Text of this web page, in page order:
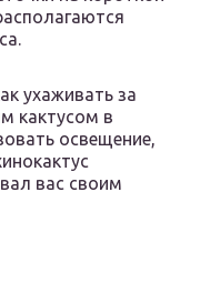
ухаживать за
кактусом в
освещение,
вас своим